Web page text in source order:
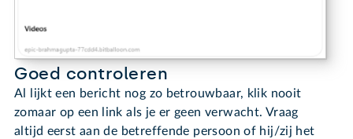
Goed controleren
Al lijkt een bericht nog zo betrouwbaar, klik nooit
zomaar op een link als je er geen verwacht. Vraag
altijd eerst aan de betreffende persoon of hij/zij het